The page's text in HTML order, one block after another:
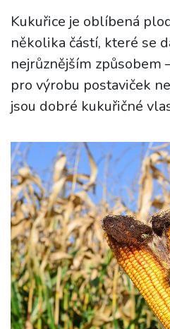
Kukuřice je oblíbená
několika částí, které se
nejrůznějším způsobem
pro výrobu postaviček
jsou dobré kukuřičné